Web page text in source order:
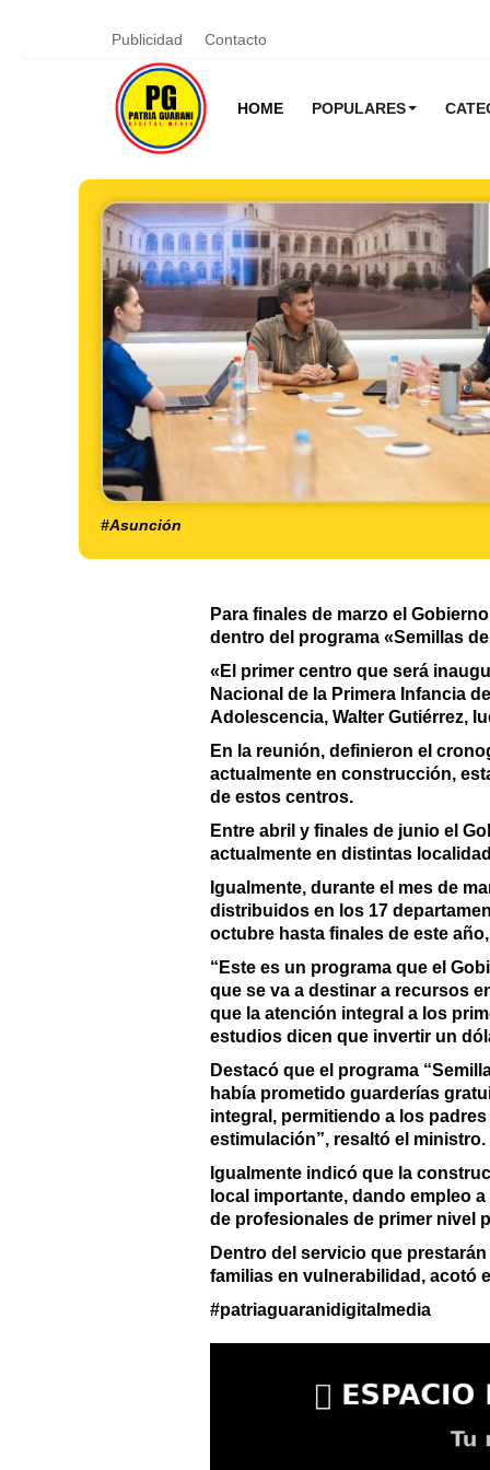
Publicidad Contacto
HOME POPULARES
#Asunción
Para finales de marzo el
dentro del programa «Semillas
«El primer centro que será
Nacional de la Primera Infancia
Adolescencia, Walter Gutiérrez,
En la reunión, definieron el
actualmente en construcción,
de estos centros.
Entre abril y finales de junio el
actualmente en distintas
Igualmente, durante el mes de
distribuidos en los 17
octubre hasta finales de este
“Este es un programa que el
que se va a destinar a recursos
que la atención integral a los
estudios dicen que invertir un
Destacó que el programa
había prometido guarderías
integral, permitiendo a los
estimulación”, resaltó el ministro.
Igualmente indicó que la
local importante, dando empleo
de profesionales de primer nivel
Dentro del servicio que
familias en vulnerabilidad, acotó
#patriaguaranidigitalmedia